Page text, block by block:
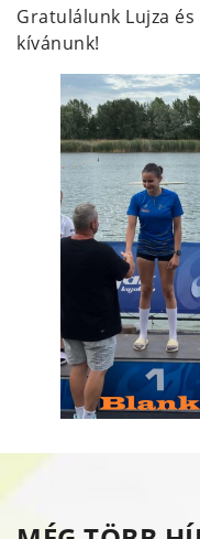
Gratulálunk Lujza
kívánunk!